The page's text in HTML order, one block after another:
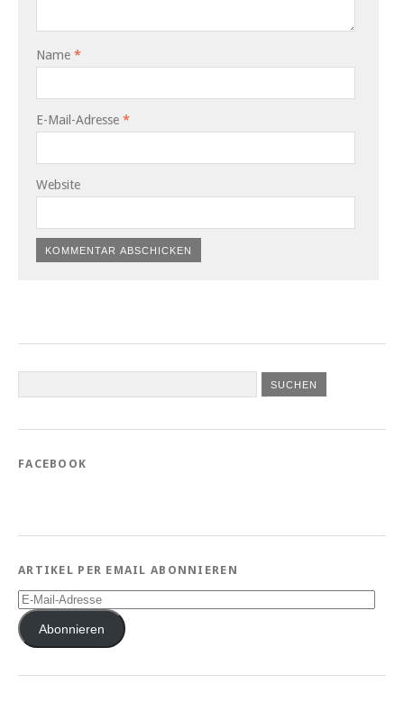
Name *
E-Mail-Adresse *
Website
FACEBOOK
ARTIKEL PER EMAIL ABONNIEREN
E-
Mail-
AdresseAbonnieren